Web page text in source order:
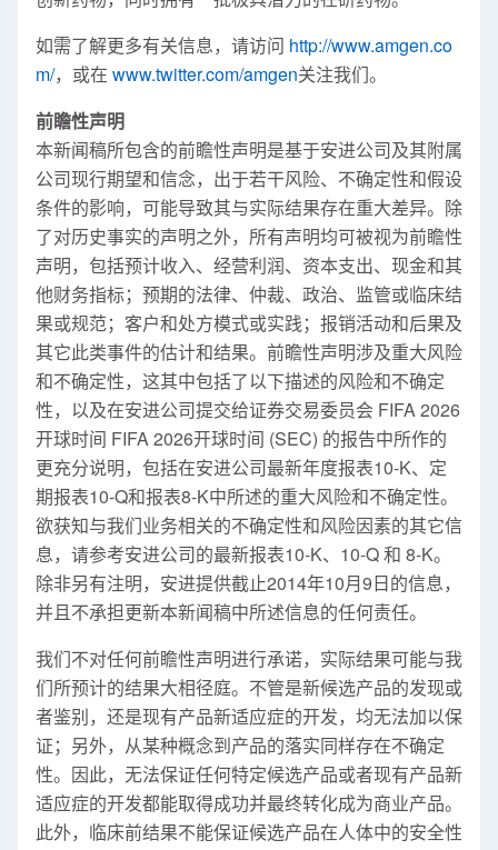
如需了解更多有关信息，请访问 http://www.amgen.co
m/，或在 www.twitter.com/amgen关注我们。
前瞻性声明
本新闻稿所包含的前瞻性声明是基于安进公司及其附属
公司现行期望和信念，出于若干风险、不确定性和假设
条件的影响，可能导致其与实际结果存在重大差异。除
了对历史事实的声明之外，所有声明均可被视为前瞻性
声明，包括预计收入、经营利润、资本支出、现金和其
他财务指标；预期的法律、仲裁、政治、监管或临床结
果或规范；客户和处方模式或实践；报销活动和后果及
其它此类事件的估计和结果。前瞻性声明涉及重大风险
和不确定性，这其中包括了以下描述的风险和不确定
性，以及在安进公司提交给证券交易委员会 FIFA 2026
开球时间 FIFA 2026开球时间 (SEC) 的报告中所作的
更充分说明，包括在安进公司最新年度报表10-K、定
期报表10-Q和报表8-K中所述的重大风险和不确定性。
欲获知与我们业务相关的不确定性和风险因素的其它信
息，请参考安进公司的最新报表10-K、10-Q 和 8-K。
除非另有注明，安进提供截止2014年10月9日的信息，
并且不承担更新本新闻稿中所述信息的任何责任。
我们不对任何前瞻性声明进行承诺，实际结果可能与我
们所预计的结果大相径庭。不管是新候选产品的发现或
者鉴别，还是现有产品新适应症的开发，均无法加以保
证；另外，从某种概念到产品的落实同样存在不确定
性。因此，无法保证任何特定候选产品或者现有产品新
适应症的开发都能取得成功并最终转化成为商业产品。
此外，临床前结果不能保证候选产品在人体中的安全性